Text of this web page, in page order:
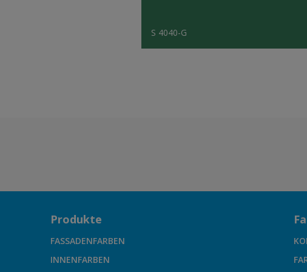
S 4040-G
Produkte
FASSADENFARBEN
INNENFARBEN